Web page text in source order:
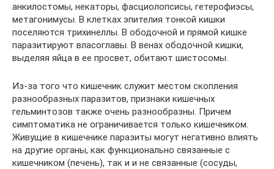
анкилостомы, некаторы, фасциолопсисы, гетерофиэсы,
метагонимусы. В клетках эпителия тонкой кишки
поселяются трихинеллы. В ободочной и прямой кишке
паразитируют власоглавы. В венах ободочной кишки,
выделяя яйца в ее просвет, обитают шистосомы.
Из-за того что кишечник служит местом скопления
разнообразных паразитов, признаки кишечных
гельминтозов также очень разнообразны. Причем
симптоматика не ограничивается только кишечником.
Живущие в кишечнике паразиты могут негативно влиять
на другие органы, как функционально связанные с
кишечником (печень), так и и не связанные (сосуды,